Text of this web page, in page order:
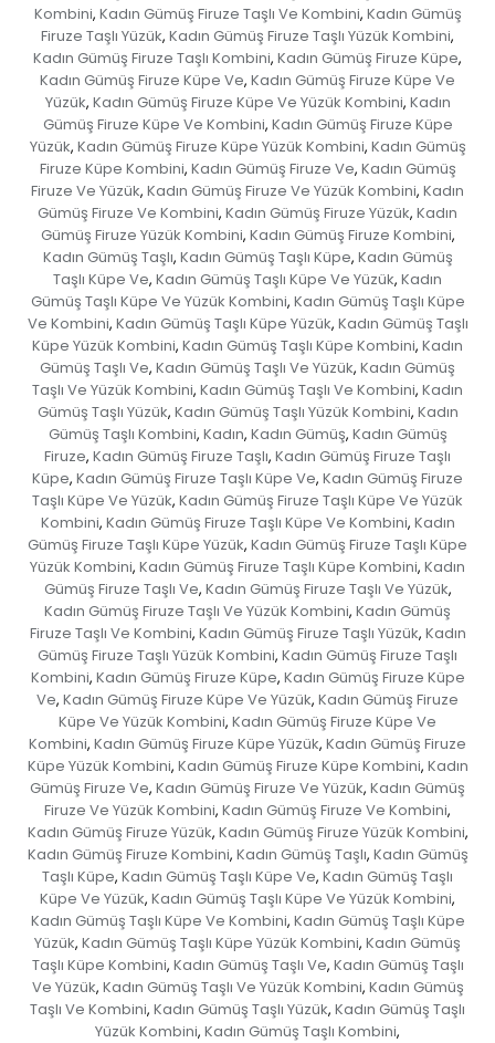
Kombini, Kadın Gümüş Firuze Taşlı Ve Kombini, Kadın Gümüş
Firuze Taşlı Yüzük, Kadın Gümüş Firuze Taşlı Yüzük Kombini,
Kadın Gümüş Firuze Taşlı Kombini, Kadın Gümüş Firuze Küpe,
Kadın Gümüş Firuze Küpe Ve, Kadın Gümüş Firuze Küpe Ve
Yüzük, Kadın Gümüş Firuze Küpe Ve Yüzük Kombini, Kadın
Gümüş Firuze Küpe Ve Kombini, Kadın Gümüş Firuze Küpe
Yüzük, Kadın Gümüş Firuze Küpe Yüzük Kombini, Kadın Gümüş
Firuze Küpe Kombini, Kadın Gümüş Firuze Ve, Kadın Gümüş
Firuze Ve Yüzük, Kadın Gümüş Firuze Ve Yüzük Kombini, Kadın
Gümüş Firuze Ve Kombini, Kadın Gümüş Firuze Yüzük, Kadın
Gümüş Firuze Yüzük Kombini, Kadın Gümüş Firuze Kombini,
Kadın Gümüş Taşlı, Kadın Gümüş Taşlı Küpe, Kadın Gümüş
Taşlı Küpe Ve, Kadın Gümüş Taşlı Küpe Ve Yüzük, Kadın
Gümüş Taşlı Küpe Ve Yüzük Kombini, Kadın Gümüş Taşlı Küpe
Ve Kombini, Kadın Gümüş Taşlı Küpe Yüzük, Kadın Gümüş Taşlı
Küpe Yüzük Kombini, Kadın Gümüş Taşlı Küpe Kombini, Kadın
Gümüş Taşlı Ve, Kadın Gümüş Taşlı Ve Yüzük, Kadın Gümüş
Taşlı Ve Yüzük Kombini, Kadın Gümüş Taşlı Ve Kombini, Kadın
Gümüş Taşlı Yüzük, Kadın Gümüş Taşlı Yüzük Kombini, Kadın
Gümüş Taşlı Kombini, Kadın, Kadın Gümüş, Kadın Gümüş
Firuze, Kadın Gümüş Firuze Taşlı, Kadın Gümüş Firuze Taşlı
Küpe, Kadın Gümüş Firuze Taşlı Küpe Ve, Kadın Gümüş Firuze
Taşlı Küpe Ve Yüzük, Kadın Gümüş Firuze Taşlı Küpe Ve Yüzük
Kombini, Kadın Gümüş Firuze Taşlı Küpe Ve Kombini, Kadın
Gümüş Firuze Taşlı Küpe Yüzük, Kadın Gümüş Firuze Taşlı Küpe
Yüzük Kombini, Kadın Gümüş Firuze Taşlı Küpe Kombini, Kadın
Gümüş Firuze Taşlı Ve, Kadın Gümüş Firuze Taşlı Ve Yüzük,
Kadın Gümüş Firuze Taşlı Ve Yüzük Kombini, Kadın Gümüş
Firuze Taşlı Ve Kombini, Kadın Gümüş Firuze Taşlı Yüzük, Kadın
Gümüş Firuze Taşlı Yüzük Kombini, Kadın Gümüş Firuze Taşlı
Kombini, Kadın Gümüş Firuze Küpe, Kadın Gümüş Firuze Küpe
Ve, Kadın Gümüş Firuze Küpe Ve Yüzük, Kadın Gümüş Firuze
Küpe Ve Yüzük Kombini, Kadın Gümüş Firuze Küpe Ve
Kombini, Kadın Gümüş Firuze Küpe Yüzük, Kadın Gümüş Firuze
Küpe Yüzük Kombini, Kadın Gümüş Firuze Küpe Kombini, Kadın
Gümüş Firuze Ve, Kadın Gümüş Firuze Ve Yüzük, Kadın Gümüş
Firuze Ve Yüzük Kombini, Kadın Gümüş Firuze Ve Kombini,
Kadın Gümüş Firuze Yüzük, Kadın Gümüş Firuze Yüzük Kombini,
Kadın Gümüş Firuze Kombini, Kadın Gümüş Taşlı, Kadın Gümüş
Taşlı Küpe, Kadın Gümüş Taşlı Küpe Ve, Kadın Gümüş Taşlı
Küpe Ve Yüzük, Kadın Gümüş Taşlı Küpe Ve Yüzük Kombini,
Kadın Gümüş Taşlı Küpe Ve Kombini, Kadın Gümüş Taşlı Küpe
Yüzük, Kadın Gümüş Taşlı Küpe Yüzük Kombini, Kadın Gümüş
Taşlı Küpe Kombini, Kadın Gümüş Taşlı Ve, Kadın Gümüş Taşlı
Ve Yüzük, Kadın Gümüş Taşlı Ve Yüzük Kombini, Kadın Gümüş
Taşlı Ve Kombini, Kadın Gümüş Taşlı Yüzük, Kadın Gümüş Taşlı
Yüzük Kombini, Kadın Gümüş Taşlı Kombini,